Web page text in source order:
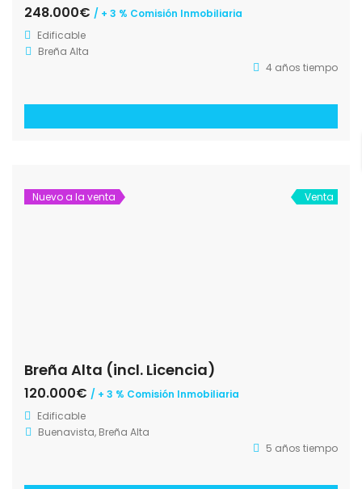
248.000€ / + 3 % Comisión Inmobiliaria
Edificable
Breña Alta
4 años tiempo
Nuevo a la venta Venta
Breña Alta (incl. Licencia)
120.000€ / + 3 % Comisión Inmobiliaria
Edificable
Buenavista, Breña Alta
5 años tiempo